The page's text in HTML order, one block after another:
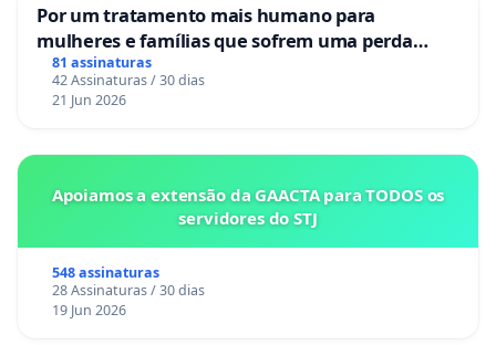
Por um tratamento mais humano para
mulheres e famílias que sofrem uma perda
gestacional nos hospitais portugueses
81 assinaturas
42 Assinaturas / 30 dias
21 Jun 2026
Apoiamos a extensão da GAACTA para TODOS os
servidores do STJ
548 assinaturas
28 Assinaturas / 30 dias
19 Jun 2026